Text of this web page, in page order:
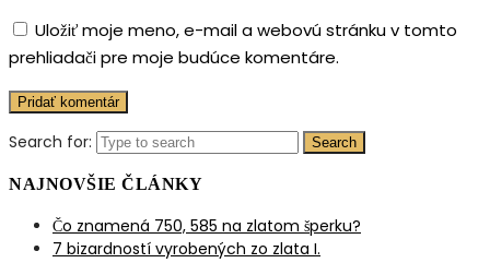
Uložiť moje meno, e-mail a webovú stránku v tomto
prehliadači pre moje budúce komentáre.
Search for: Search
NAJNOVŠIE ČLÁNKY
Čo znamená 750, 585 na zlatom šperku?
7 bizardností vyrobených zo zlata I.